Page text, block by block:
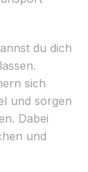
du dich
sich
und sorgen
Dabei
und